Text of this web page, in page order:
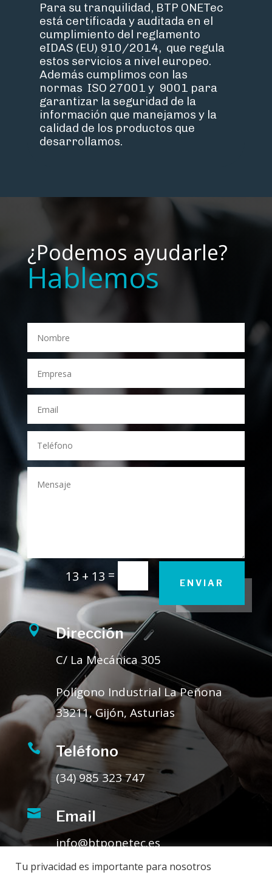
Para su tranquilidad, BTP ONETec
está certificada y auditada en el
cumplimiento del reglamento
eIDAS (EU) 910/2014, que regula
estos servicios a nivel europeo.
Además cumplimos con las
normas ISO 27001 y 9001 para
garantizar la seguridad de la
información que manejamos y la
calidad de los productos que
desarrollamos.
¿Podemos ayudarle?
Hablemos
13 + 13 =
ENVIAR
 Dirección
C/ La Mecánica 305
Polígono Industrial La Peñona
33211, Gijón, Asturias
 Teléfono
(34) 985 323 747
 Email
info@btponetec.es
Tu privacidad es importante para nosotros